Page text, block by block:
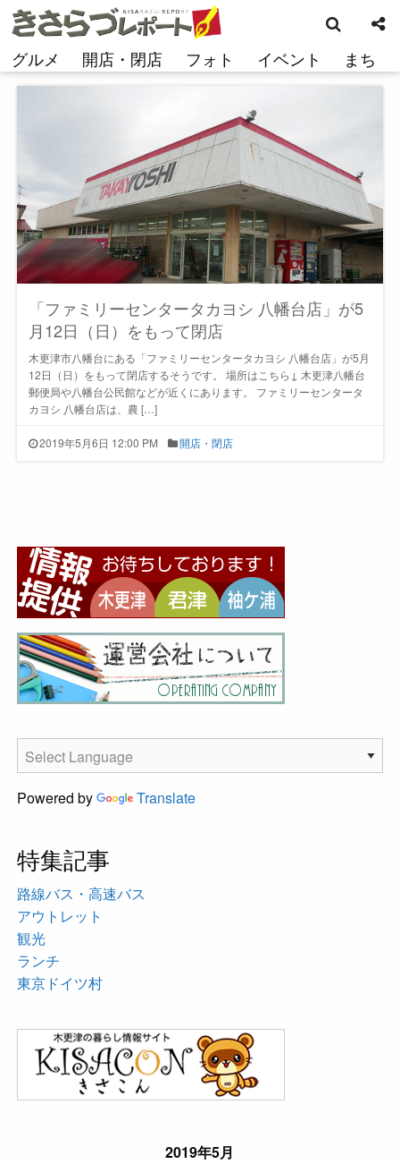
コ
ン
ン
グルメ 開店・閉店 フォト イベント まち
索
「ファミリーセンタータカヨシ 八幡台店」が5
月12日（日）をもって閉店
木更津市八幡台にある「ファミリーセンタータカヨシ 八幡台店」が5月
12日（日）をもって閉店するそうです。 場所はこちら↓ 木更津八幡台
郵便局や八幡台公民館などが近くにあります。 ファミリーセンタータ
カヨシ 八幡台店は、農 […]
2019年5月6日 12:00 PM 開店・閉店
Powered by Translate
特集記事
路線バス・高速バス
アウトレット
観光
ランチ
東京ドイツ村
2019年5月